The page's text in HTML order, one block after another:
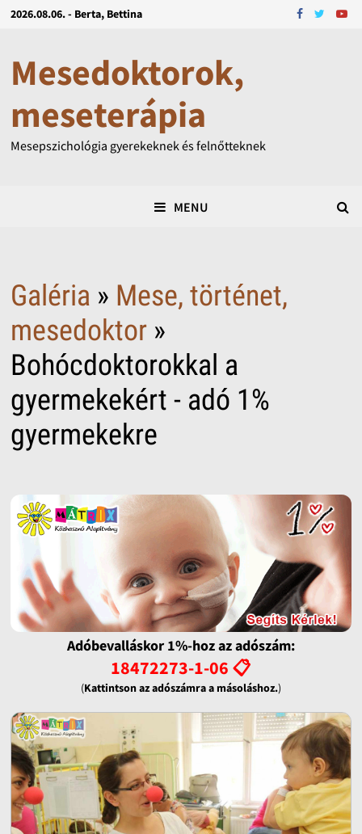
2026.08.06. - Berta, Bettina
Mesedoktorok,
meseterápia
Mesepszichológia gyerekeknek és felnőtteknek
MENU
Galéria » Mese, történet,
mesedoktor»
Bohócdoktorokkal a
gyermekekért - adó 1%
gyermekekre
Adóbevalláskor 1%-hoz az adószám:
18472273-1-06 📋
(Kattintson az adószámra a másoláshoz.)